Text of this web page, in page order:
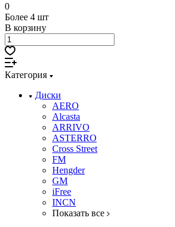
0
Более 4 шт
В корзину
Категория
Диски
AERO
Alcasta
ARRIVO
ASTERRO
Cross Street
FM
Hengder
GM
iFree
INCN
Показать все